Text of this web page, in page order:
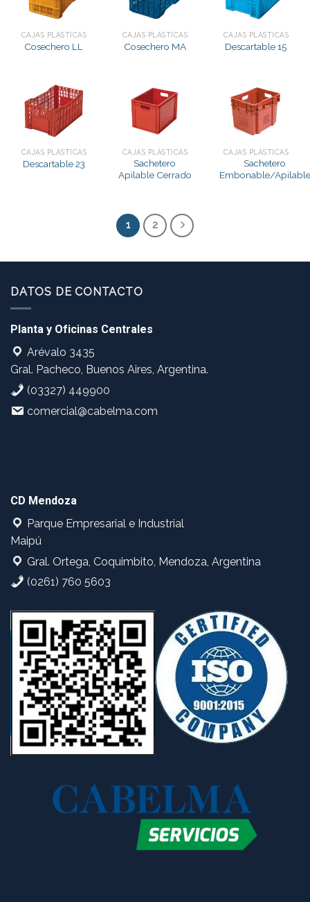
CAJAS PLÁSTICAS
Cosechero LL
CAJAS PLÁSTICAS
Cosechero MA
CAJAS PLÁSTICAS
Descartable 15
CAJAS PLÁSTICAS
Descartable 23
CAJAS PLÁSTICAS
Sachetero
Apilable Cerrado
CAJAS PLÁSTICAS
Sachetero
Embonable/Apilable
1 2
DATOS DE CONTACTO
Planta y Oficinas Centrales
Arévalo 3435
Gral. Pacheco, Buenos Aires, Argentina.
(03327) 449900
comercial@cabelma.com
CD Mendoza
Parque Empresarial e Industrial
Maipú
Gral. Ortega, Coquimbito, Mendoza, Argentina
(0261) 760 5603